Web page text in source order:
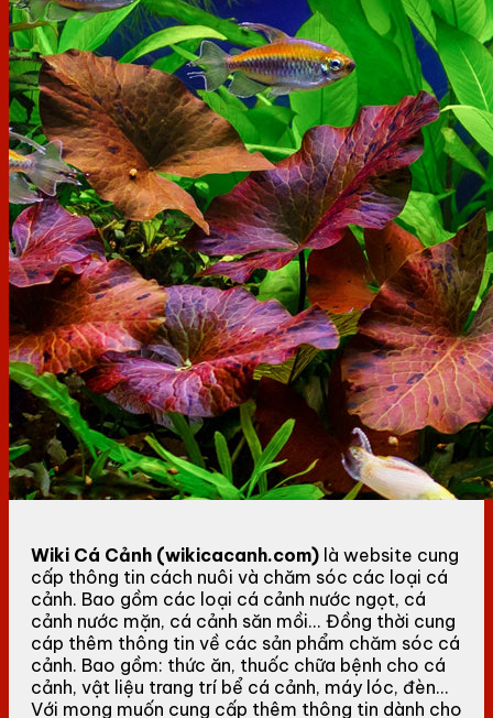
Wiki Cá Cảnh (wikicacanh.com) là website cung
cấp thông tin cách nuôi và chăm sóc các loại cá
cảnh. Bao gồm các loại cá cảnh nước ngọt, cá
cảnh nước mặn, cá cảnh săn mồi... Đồng thời cung
cáp thêm thông tin về các sản phẩm chăm sóc cá
cảnh. Bao gồm: thức ăn, thuốc chữa bệnh cho cá
cảnh, vật liệu trang trí bể cá cảnh, máy lóc, đèn...
Với mong muốn cung cấp thêm thông tin dành cho